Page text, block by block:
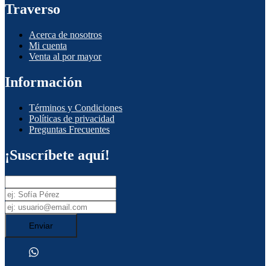
Traverso
Acerca de nosotros
Mi cuenta
Venta al por mayor
Información
Términos y Condiciones
Políticas de privacidad
Preguntas Frecuentes
¡Suscríbete aquí!
Enviar